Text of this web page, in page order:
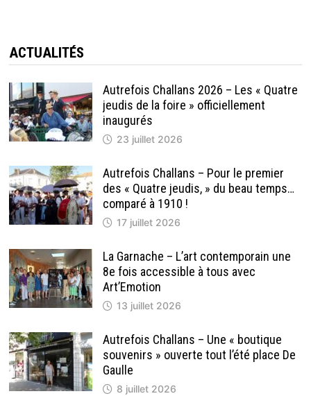
LES
GLACES…
SES
ACTUALITÉS
Autrefois Challans 2026 – Les « Quatre
jeudis de la foire » officiellement
inaugurés
23 juillet 2026
Autrefois Challans – Pour le premier
des « Quatre jeudis, » du beau temps…
comparé à 1910 !
17 juillet 2026
La Garnache – L’art contemporain une
8e fois accessible à tous avec
Art’Emotion
13 juillet 2026
Autrefois Challans – Une « boutique
souvenirs » ouverte tout l’été place De
Gaulle
8 juillet 2026